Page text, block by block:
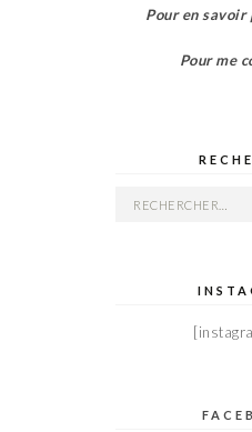
Pour en savoir
Pour me
Rechercher :